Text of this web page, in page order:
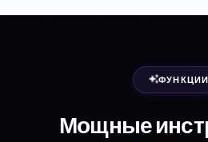
ФУНКЦИИ
Мощные